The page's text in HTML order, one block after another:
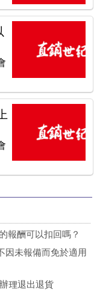
報酬可以扣回嗎？
因未報備而免於適用
理退出退貨